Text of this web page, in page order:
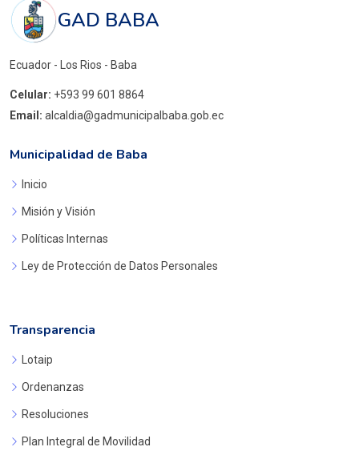
GAD BABA
Ecuador - Los Rios - Baba
Celular: +593 99 601 8864
Email: alcaldia@gadmunicipalbaba.gob.ec
Municipalidad de Baba
Inicio
Misión y Visión
Políticas Internas
Ley de Protección de Datos Personales
Transparencia
Lotaip
Ordenanzas
Resoluciones
Plan Integral de Movilidad